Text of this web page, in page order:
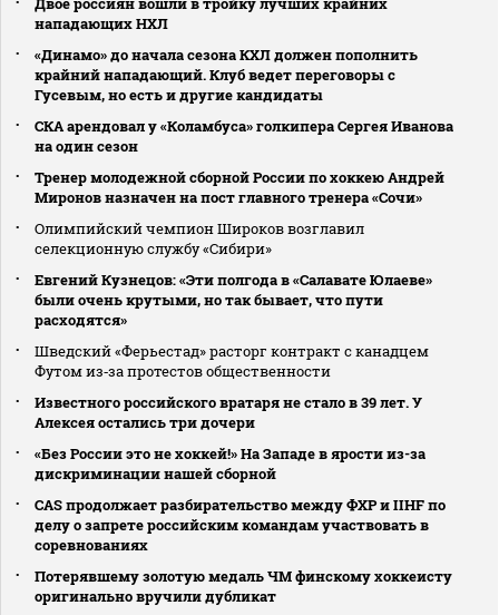
нападающих НХЛ
«Динамо» до начала сезона КХЛ должен пополнить
крайний нападающий. Клуб ведет переговоры с
Гусевым, но есть и другие кандидаты
СКА арендовал у «Коламбуса» голкипера Сергея Иванова
на один сезон
Тренер молодежной сборной России по хоккею Андрей
Миронов назначен на пост главного тренера «Сочи»
Олимпийский чемпион Широков возглавил
селекционную службу «Сибири»
Евгений Кузнецов: «Эти полгода в «Салавате Юлаеве»
были очень крутыми, но так бывает, что пути
расходятся»
Шведский «Ферьестад» расторг контракт с канадцем
Футом из‑за протестов общественности
Известного российского вратаря не стало в 39 лет. У
Алексея остались три дочери
«Без России это не хоккей!» На Западе в ярости из-за
дискриминации нашей сборной
CAS продолжает разбирательство между ФХР и IIHF по
делу о запрете российским командам участвовать в
соревнованиях
Потерявшему золотую медаль ЧМ финскому хоккеисту
оригинально вручили дубликат